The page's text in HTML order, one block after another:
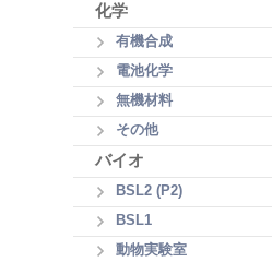
化学
有機合成
電池化学
無機材料
その他
バイオ
BSL2 (P2)
BSL1
動物実験室